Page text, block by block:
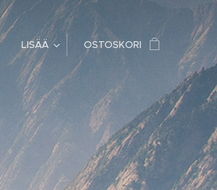
LISÄÄ OSTOSKORI